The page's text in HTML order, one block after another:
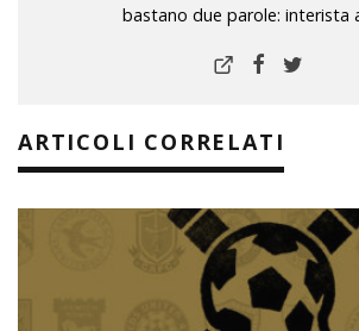
bastano due parole: interista
ARTICOLI CORRELATI